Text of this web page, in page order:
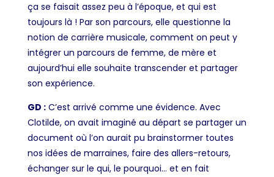
ça se faisait assez peu à l’époque, et qui est
toujours là ! Par son parcours, elle questionne la
notion de carrière musicale, comment on peut y
intégrer un parcours de femme, de mère et
aujourd’hui elle souhaite transcender et partager
son expérience.
GD :C’est arrivé comme une évidence. Avec
Clotilde, on avait imaginé au départ se partager un
document où l’on aurait pu brainstormer toutes
nos idées de marraines, faire des allers-retours,
échanger sur le qui, le pourquoi… et en fait